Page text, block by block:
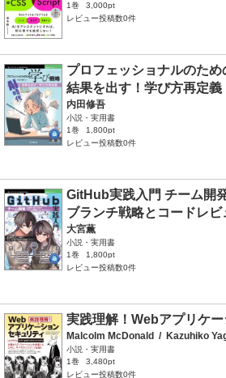
1巻
3,000pt
レビュー投稿数0件
プロフェッショナルのた
結果を出す！学び方再定義
内田修吾
小説・実用書
1巻
1,800pt
レビュー投稿数0件
GitHub実践入門 チーム開
ブランチ戦略とコードレビ
大宮薫
小説・実用書
1巻
1,800pt
レビュー投稿数0件
実践理解！Webアプリケ
Malcolm McDonald / Kazuhiko
小説・実用書
1巻
3,480pt
レビュー投稿数0件